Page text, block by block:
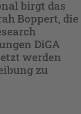
birgt das
Boppert, die
DiGA
werden
zu